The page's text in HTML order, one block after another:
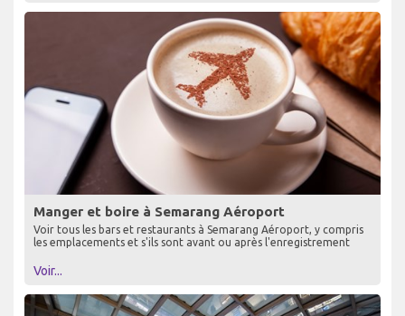
Manger et boire à Semarang Aéroport
Voir tous les bars et restaurants à Semarang Aéroport, y compris
les emplacements et s'ils sont avant ou après l'enregistrement
Voir...